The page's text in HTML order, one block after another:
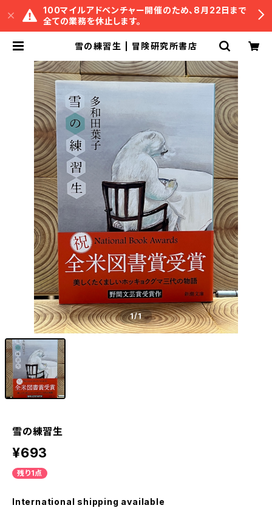
100マイルアドベンチャー開催のため、8月22日まで
全ての業務を休止します。
雪の練習生 | 冒険研究所書店
1/1
雪の練習生
¥693
残り1点
International shipping available